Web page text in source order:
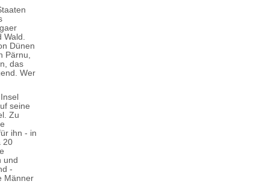
Dünen
Pärnu,
das
Wer
seine
Zu
ihn - in
20
und
-
Männer